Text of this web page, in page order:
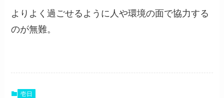
よりよく過ごせるように人や環境の面で協力する
のが無難。
壱日